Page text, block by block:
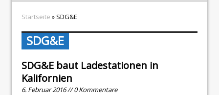
Startseite » SDG&E
SDG&E
SDG&E baut Ladestationen in
Kalifornien
6. Februar 2016 // 0 Kommentare